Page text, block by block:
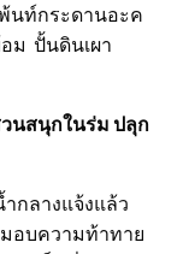
พ้นท์กระดานอะค
ม ปั้นดินเผา
นสนุกในร่ม ปลุก
ลางแจ้งแล้ว
อบความท้าทาย